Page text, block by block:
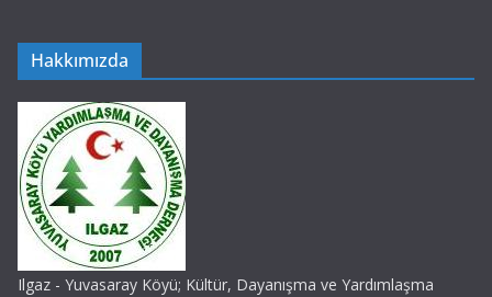
Hakkımızda
Ilgaz - Yuvasaray Köyü; Kültür, Dayanışma ve Yardımlaşma